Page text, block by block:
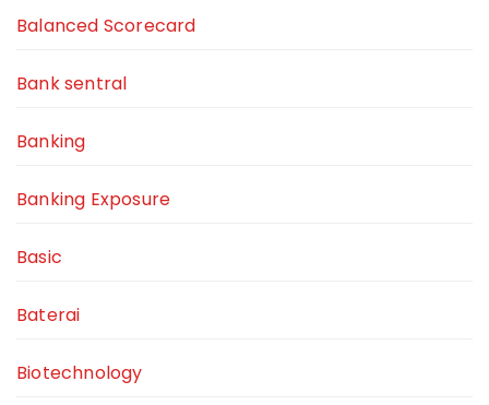
Balanced Scorecard
Bank sentral
Banking
Banking Exposure
Basic
Baterai
Biotechnology